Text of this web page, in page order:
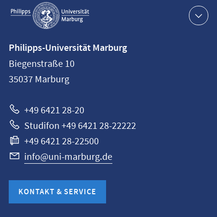
Navigation
Philipps-
Universität
Marburg
Philipps-Universität Marburg
Biegenstraße 10
35037 Marburg
+49 6421 28-20
Studifon +49 6421 28-22222
+49 6421 28-22500
info@uni-marburg.de
KONTAKT & SERVICE